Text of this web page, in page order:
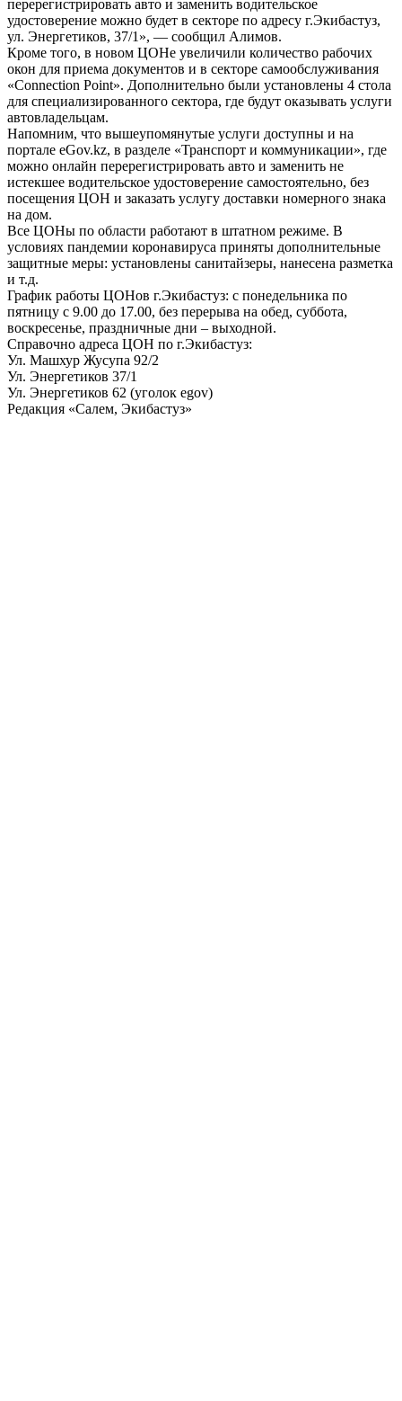
перерегистрировать авто и заменить водительское
удостоверение можно будет в секторе по адресу г.Экибастуз,
ул. Энергетиков, 37/1», — сообщил Алимов.
Кроме того, в новом ЦОНе увеличили количество рабочих
окон для приема документов и в секторе самообслуживания
«Connection Point». Дополнительно были установлены 4 стола
для специализированного сектора, где будут оказывать услуги
автовладельцам.
Напомним, что вышеупомянутые услуги доступны и на
портале eGov.kz, в разделе «Транспорт и коммуникации», где
можно онлайн перерегистрировать авто и заменить не
истекшее водительское удостоверение самостоятельно, без
посещения ЦОН и заказать услугу доставки номерного знака
на дом.
Все ЦОНы по области работают в штатном режиме. В
условиях пандемии коронавируса приняты дополнительные
защитные меры: установлены санитайзеры, нанесена разметка
и т.д.
График работы ЦОНов г.Экибастуз: с понедельника по
пятницу с 9.00 до 17.00, без перерыва на обед, суббота,
воскресенье, праздничные дни – выходной.
Справочно адреса ЦОН по г.Экибастуз:
Ул. Машхур Жусупа 92/2
Ул. Энергетиков 37/1
Ул. Энергетиков 62 (уголок egov)
Редакция «Салем, Экибастуз»